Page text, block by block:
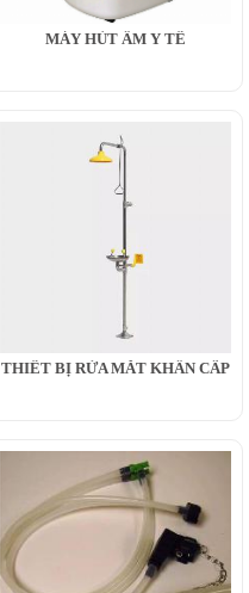
MÁY HÚT ẨM Y TẾ
THIẾT BỊ RỬA MẮT KHẨN CẤP